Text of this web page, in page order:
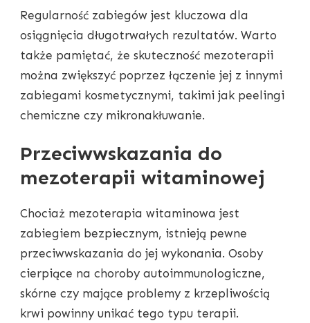
Regularność zabiegów jest kluczowa dla
osiągnięcia długotrwałych rezultatów. Warto
także pamiętać, że skuteczność mezoterapii
można zwiększyć poprzez łączenie jej z innymi
zabiegami kosmetycznymi, takimi jak peelingi
chemiczne czy mikronakłuwanie.
Przeciwwskazania do
mezoterapii witaminowej
Chociaż mezoterapia witaminowa jest
zabiegiem bezpiecznym, istnieją pewne
przeciwwskazania do jej wykonania. Osoby
cierpiące na choroby autoimmunologiczne,
skórne czy mające problemy z krzepliwością
krwi powinny unikać tego typu terapii.